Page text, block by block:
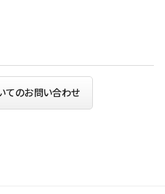
てのお問い合わせ